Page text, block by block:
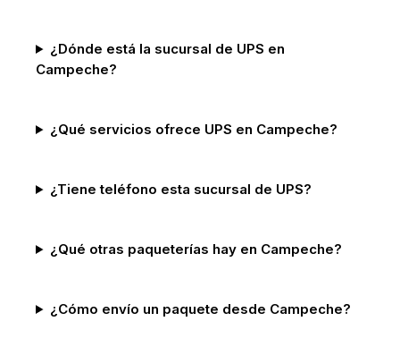
¿Dónde está la sucursal de UPS en
Campeche?
¿Qué servicios ofrece UPS en Campeche?
¿Tiene teléfono esta sucursal de UPS?
¿Qué otras paqueterías hay en Campeche?
¿Cómo envío un paquete desde Campeche?